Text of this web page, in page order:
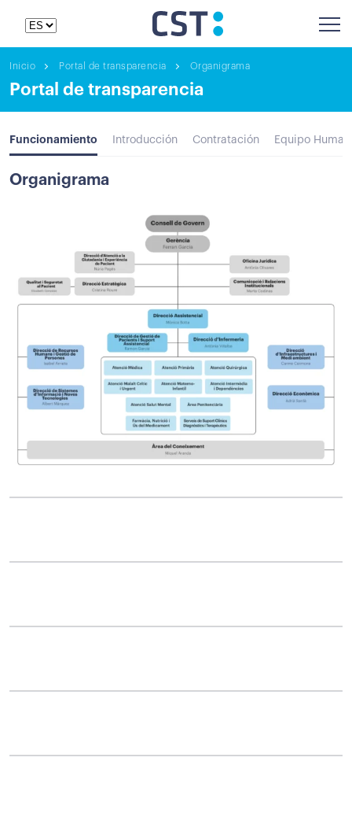
Inicio Portal de transparencia Organigrama
Portal de transparencia
Funcionamiento Introducción Contratación Equipo
Organigrama